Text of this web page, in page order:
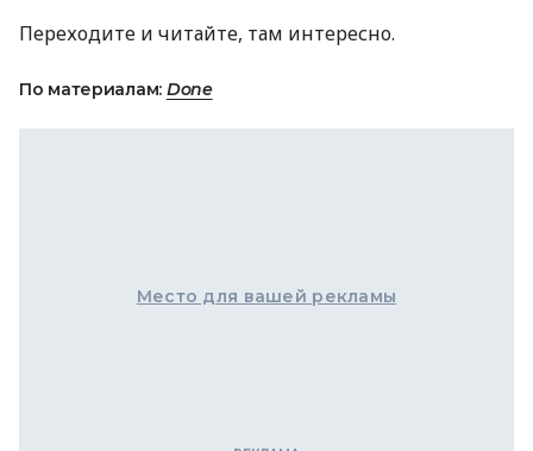
Переходите и читайте, там интересно.
По материалам: Done
Место для вашей рекламы